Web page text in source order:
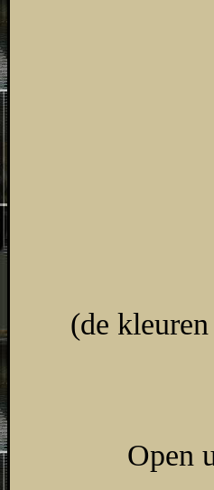
(de
Open